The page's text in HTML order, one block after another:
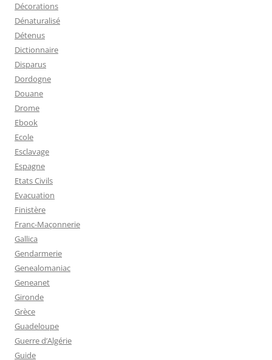
Décorations
Dénaturalisé
Détenus
Dictionnaire
Disparus
Dordogne
Douane
Drome
Ebook
Ecole
Esclavage
Espagne
Etats Civils
Evacuation
Finistère
Franc-Maçonnerie
Gallica
Gendarmerie
Genealomaniac
Geneanet
Gironde
Grèce
Guadeloupe
Guerre d’Algérie
Guide